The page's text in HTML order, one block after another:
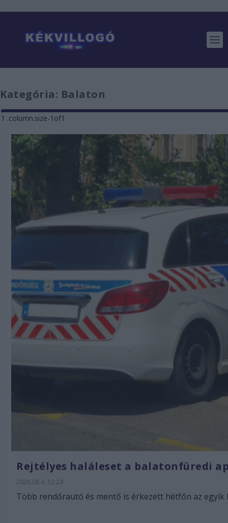
Kategória: Balaton
Rejtélyes haláleset a balatonfüredi
2026.08.4. 12:24
Több rendőrautó és mentő is érkezett hétfőn az